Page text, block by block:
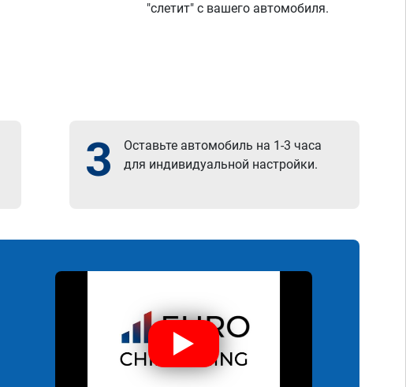
"слетит" с вашего автомобиля.
3
Оставьте автомобиль на 1-3 часа
для индивидуальной настройки.